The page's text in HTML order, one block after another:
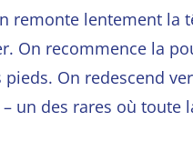
remonte lentement la
On recommence la
pieds. On redescend
un des rares où toute